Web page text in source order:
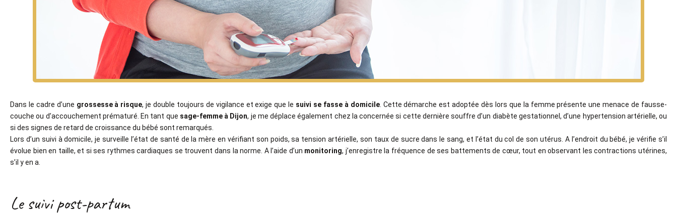
Dans le cadre d’une grossesse à risque, je double toujours de vigilance et exige que le suivi se fasse à domicile. Cette démarche est adoptée dès lors que la femme présente une menace de fausse-
couche ou d’accouchement prématuré. En tant que sage-femme à Dijon, je me déplace également chez la concernée si cette dernière souffre d’un diabète gestationnel, d’une hypertension artérielle, ou
si des signes de retard de croissance du bébé sont remarqués.
Lors d’un suivi à domicile, je surveille l’état de santé de la mère en vérifiant son poids, sa tension artérielle, son taux de sucre dans le sang, et l’état du col de son utérus. A l’endroit du bébé, je vérifie s’il
évolue bien en taille, et si ses rythmes cardiaques se trouvent dans la norme. A l’aide d’un monitoring, j’enregistre la fréquence de ses battements de cœur, tout en observant les contractions utérines,
s’il y en a.
Le suivi post-partum